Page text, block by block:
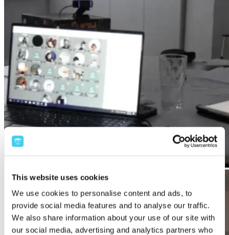
This website uses cookies
We use cookies to personalise content and ads, to
provide social media features and to analyse our traffic.
We also share information about your use of our site with
our social media, advertising and analytics partners who